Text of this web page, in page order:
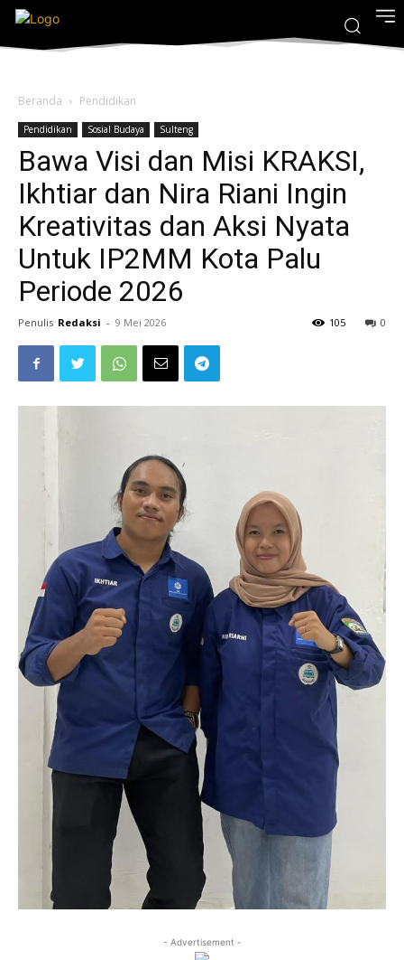
Beranda Pendidikan
Pendidikan Sosial Budaya Sulteng
Bawa Visi dan Misi KRAKSI,
Ikhtiar dan Nira Riani Ingin
Kreativitas dan Aksi Nyata
Untuk IP2MM Kota Palu
Periode 2026
Penulis Redaksi - 9 Mei 2026 0
105
- Advertisement -